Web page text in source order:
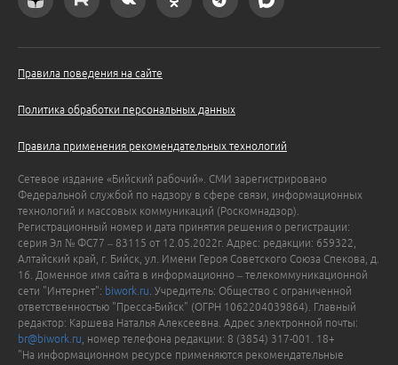
Правила поведения на сайте
Политика обработки персональных данных
Правила применения рекомендательных технологий
Сетевое издание «Бийский рабочий». СМИ зарегистрировано
Федеральной службой по надзору в сфере связи, информационных
технологий и массовых коммуникаций (Роскомнадзор).
Регистрационный номер и дата принятия решения о регистрации:
серия Эл № ФС77 – 83115 от 12.05.2022г. Адрес: редакции: 659322,
Алтайский край, г. Бийск, ул. Имени Героя Советского Союза Спекова, д.
16. Доменное имя сайта в информационно – телекоммуникационной
сети "Интернет": biwork.ru . Учредитель: Общество с ограниченной
ответственностью "Пресса-Бийск" (ОГРН 1062204039864). Главный
редактор: Каршева Наталья Алексеевна. Адрес электронной почты:
br@biwork.ru , номер телефона редакции: 8 (3854) 317-001. 18+
"На информационном ресурсе применяются рекомендательные